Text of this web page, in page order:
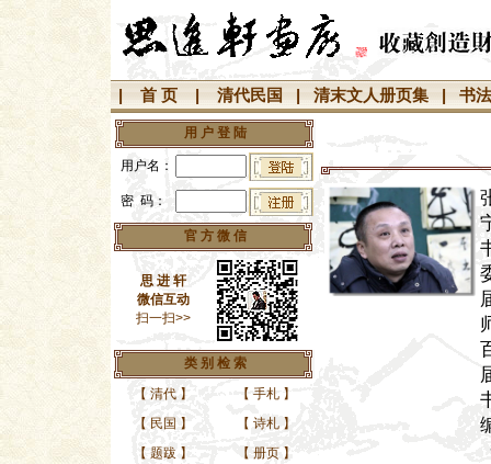
首 页 清代民国 清末文人册页集 书
用 户 登 陆
用户名：
密 码：
官 方 微 信
思 进 轩
微信互动
扫一扫>>
类 别 检 索
【 清代 】 【 手札 】
【 民国 】 【 诗札 】
【 题跋 】 【 册页 】